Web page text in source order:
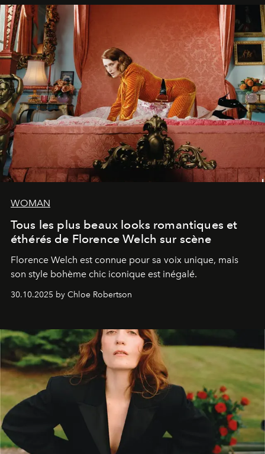
WOMAN
Tous les plus beaux looks romantiques et
éthérés de Florence Welch sur scène
Florence Welch est connue pour sa voix unique, mais
son style bohème chic iconique est inégalé.
30.10.2025 by Chloe Robertson